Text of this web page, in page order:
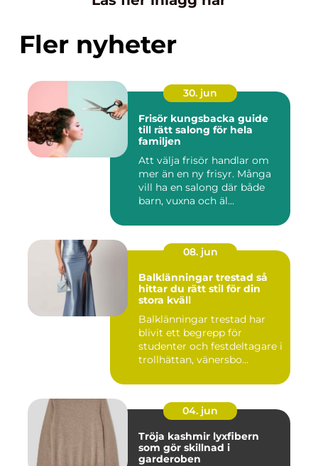
Fler nyheter
30. jun
Frisör kungsbacka guide
till rätt salong för hela
familjen
Att välja frisör handlar om
mer än en ny frisyr. Många
vill ha en salong där både
barn, vuxna och äl...
08. jun
Balklänningar trestad så
hittar du rätt stil för din
stora kväll
Balklänningar trestad har
blivit ett begrepp för
studenter och festdeltagare i
trollhättan, vänersbo...
04. jun
Tröja kashmir lyxfibern
som gör skillnad i
garderoben